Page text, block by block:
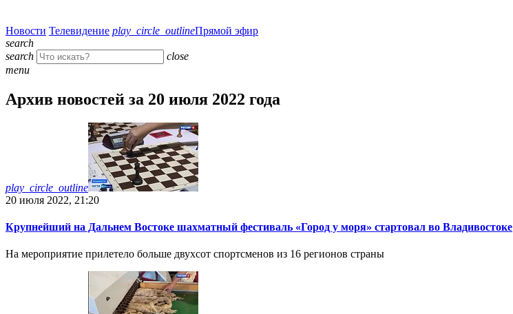
Новости Телевидение play_circle_outlineПрямой эфир
search
search
close
menu
Архив новостей за 20 июля 2022 года
play_circle_outline
20 июля 2022, 21:20
Крупнейший на Дальнем Востоке шахматный фестиваль «Город у моря» стартовал во Владивостоке
На мероприятие прилетело больше двухсот спортсменов из 16 регионов страны